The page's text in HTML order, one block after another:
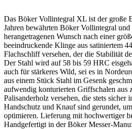
Das Böker Vollintegral XL ist der große
Jahren bewährten Böker Vollintegral
herangetragenen Wunsch nach einer
beeindruckende Klinge aus satiniertem
Flachschliff versehen, der die Stabilität
Der Stahl wird auf 58 bis 59 HRC
auch für stärkeres Wild, sei es in
aus einem Stück Stahl im Gesenk
aufwendig konturierten Griffschalen aus
Palisanderholz versehen, die stets sicher
Handschutz und Knauf sind gerundet,
optimieren. Lieferung mit hochwertiger
Handgefertigt in der Böker Messer-